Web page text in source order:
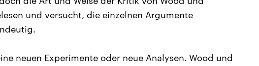
und versucht, die einzelnen Argumente
neuen Experimente oder neue Analysen. Wood und